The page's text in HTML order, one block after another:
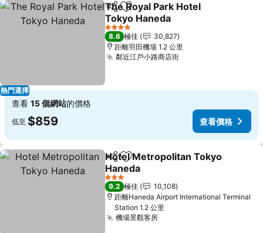
熱門選擇
分享 放到收藏夾
The Royal Park Hotel
Tokyo Haneda
4 星級
8.6 極佳
30,827
距離羽田機場 1.2 公里
鄰近江戶小路商店街
查看 15 個網站的價格
低至 $859 查看價格
分享 放到收藏夾
Hotel Metropolitan Tokyo
Haneda
3 星級
9.2 極佳
10,108
距離Haneda Airport International Terminal
Station 1.2 公里
機場景觀客房